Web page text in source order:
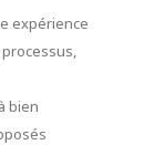
expérience
bien